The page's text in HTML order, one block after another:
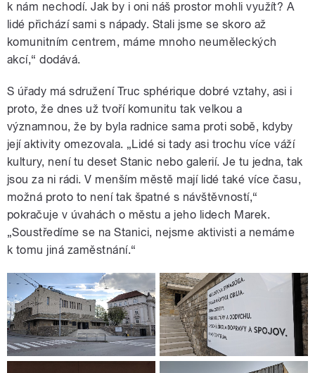
k nám nechodí. Jak by i oni náš prostor mohli využít? A
lidé přichází sami s nápady. Stali jsme se skoro až
komunitním centrem, máme mnoho neuměleckých
akcí,“ dodává.
S úřady má sdružení Truc sphérique dobré vztahy, asi i
proto, že dnes už tvoří komunitu tak velkou a
významnou, že by byla radnice sama proti sobě, kdyby
její aktivity omezovala. „Lidé si tady asi trochu více váží
kultury, není tu deset Stanic nebo galerií. Je tu jedna, tak
jsou za ni rádi. V menším městě mají lidé také více času,
možná proto to není tak špatné s návštěvností,“
pokračuje v úvahách o městu a jeho lidech Marek.
„Soustředíme se na Stanici, nejsme aktivisti a nemáme
k tomu jiná zaměstnání.“